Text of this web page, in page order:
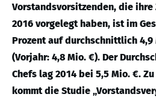
Vorstandsvorsitzenden, die ihre
2016 vorgelegt haben, ist im
Prozent auf durchschnittlich 4,9
(Vorjahr: 4,8 Mio. €). Der
Chefs lag 2014 bei 5,5 Mio. €.
kommt die Studie